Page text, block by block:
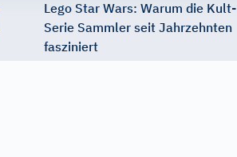
Lego Star Wars: Warum die Kult-
Serie Sammler seit Jahrzehnten
fasziniert